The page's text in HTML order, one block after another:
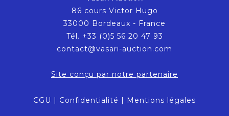
86 cours Victor Hugo
33000 Bordeaux - France
Tél. +33 (0)5 56 20 47 93
contact@vasari-auction.com
Site conçu par notre partenaire
CGU | Confidentialité | Mentions légales